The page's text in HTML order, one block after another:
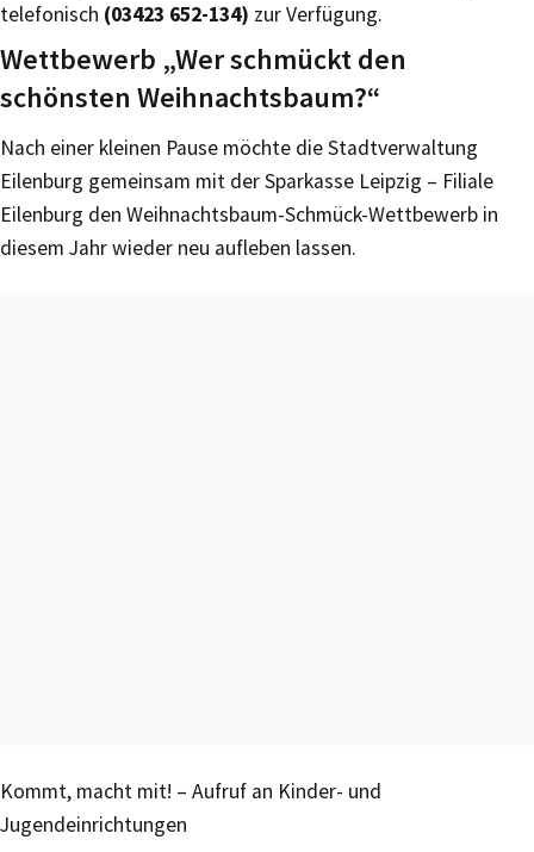
telefonisch (03423 652-134) zur Verfügung.
Wettbewerb „Wer schmückt den
schönsten Weihnachtsbaum?“
Nach einer kleinen Pause möchte die Stadtverwaltung
Eilenburg gemeinsam mit der Sparkasse Leipzig – Filiale
Eilenburg den Weihnachtsbaum-Schmück-Wettbewerb in
diesem Jahr wieder neu aufleben lassen.
Kommt, macht mit! – Aufruf an Kinder- und
Jugendeinrichtungen